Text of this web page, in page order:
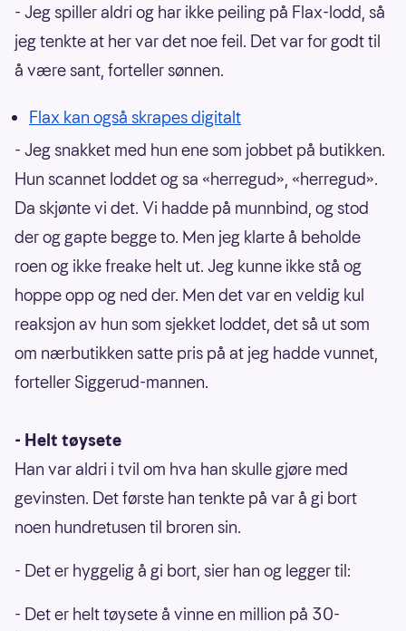
- Jeg spiller aldri og har ikke peiling på Flax-lodd, så
jeg tenkte at her var det noe feil. Det var for godt til
å være sant, forteller sønnen.
Flax kan også skrapes digitalt
- Jeg snakket med hun ene som jobbet på butikken.
Hun scannet loddet og sa «herregud», «herregud».
Da skjønte vi det. Vi hadde på munnbind, og stod
der og gapte begge to. Men jeg klarte å beholde
roen og ikke freake helt ut. Jeg kunne ikke stå og
hoppe opp og ned der. Men det var en veldig kul
reaksjon av hun som sjekket loddet, det så ut som
om nærbutikken satte pris på at jeg hadde vunnet,
forteller Siggerud-mannen.
- Helt tøysete
Han var aldri i tvil om hva han skulle gjøre med
gevinsten. Det første han tenkte på var å gi bort
noen hundretusen til broren sin.
- Det er hyggelig å gi bort, sier han og legger til:
- Det er helt tøysete å vinne en million på 30-